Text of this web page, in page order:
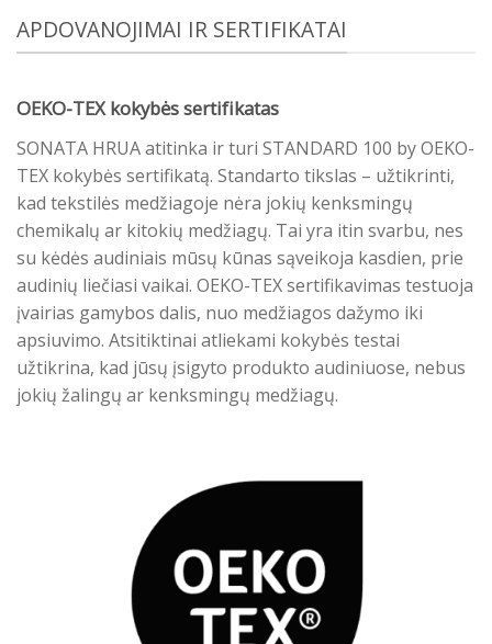
APDOVANOJIMAI IR SERTIFIKATAI
OEKO-TEX kokybės sertifikatas
SONATA HRUA atitinka ir turi STANDARD 100 by OEKO-
TEX kokybės sertifikatą. Standarto tikslas – užtikrinti,
kad tekstilės medžiagoje nėra jokių kenksmingų
chemikalų ar kitokių medžiagų. Tai yra itin svarbu, nes
su kėdės audiniais mūsų kūnas sąveikoja kasdien, prie
audinių liečiasi vaikai. OEKO-TEX sertifikavimas testuoja
įvairias gamybos dalis, nuo medžiagos dažymo iki
apsiuvimo. Atsitiktinai atliekami kokybės testai
užtikrina, kad jūsų įsigyto produkto audiniuose, nebus
jokių žalingų ar kenksmingų medžiagų.